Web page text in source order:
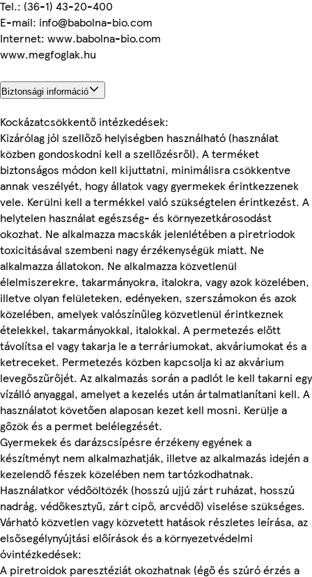
Tel.: (36-1) 43-20-400
E-mail: info@babolna-bio.com
Internet: www.babolna-bio.com
www.megfoglak.hu
Biztonsági információ
Kockázatcsökkentő intézkedések:
Kizárólag jól szellőző helyiségben használható (használat
közben gondoskodni kell a szellőzésről). A terméket
biztonságos módon kell kijuttatni, minimálisra csökkentve
annak veszélyét, hogy állatok vagy gyermekek érintkezzenek
vele. Kerülni kell a termékkel való szükségtelen érintkezést. A
helytelen használat egészség- és környezetkárosodást
okozhat. Ne alkalmazza macskák jelenlétében a piretriodok
toxicitásával szembeni nagy érzékenységük miatt. Ne
alkalmazza állatokon. Ne alkalmazza közvetlenül
élelmiszerekre, takarmányokra, italokra, vagy azok közelében,
illetve olyan felületeken, edényeken, szerszámokon és azok
közelében, amelyek valószínűleg közvetlenül érintkeznek
ételekkel, takarmányokkal, italokkal. A permetezés előtt
távolítsa el vagy takarja le a terráriumokat, akváriumokat és a
ketreceket. Permetezés közben kapcsolja ki az akvárium
levegőszűrőjét. Az alkalmazás során a padlót le kell takarni egy
vízálló anyaggal, amelyet a kezelés után ártalmatlanítani kell. A
használatot követően alaposan kezet kell mosni. Kerülje a
gőzök és a permet belélegzését.
Gyermekek és darázscsípésre érzékeny egyének a
készítményt nem alkalmazhatják, illetve az alkalmazás idején a
kezelendő fészek közelében nem tartózkodhatnak.
Használatkor védőöltözék (hosszú ujjú zárt ruházat, hosszú
nadrág, védőkesztyű, zárt cipő, arcvédő) viselése szükséges.
Várható közvetlen vagy közvetett hatások részletes leírása, az
elsősegélynyújtási előírások és a környezetvédelmi
óvintézkedések:
A piretroidok paresztéziát okozhatnak (égő és szúró érzés a